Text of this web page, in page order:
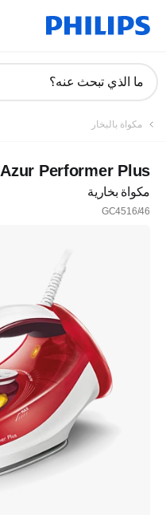
دعم
ما الذي تبحث عنه؟
مكواة بالبخار
Azur Performer Plus
مكواة بخارية
GC4516/46